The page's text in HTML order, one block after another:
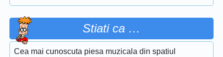
Stiati ca …
Cea mai cunoscuta piesa muzicala din spatiul